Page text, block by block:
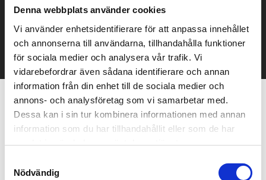
Denna webbplats använder cookies
Vi använder enhetsidentifierare för att anpassa innehållet
och annonserna till användarna, tillhandahålla funktioner
för sociala medier och analysera vår trafik. Vi
vidarebefordrar även sådana identifierare och annan
information från din enhet till de sociala medier och
annons- och analysföretag som vi samarbetar med.
Dessa kan i sin tur kombinera informationen med annan
information som du har tillhandahållit eller som de har
samlat in när du har använt deras tjänster.
Nödvändig
Kontakta oss här för att få förslag på produkt och pris över
Det går också utmärkt att bara ställa frågor!
KONTAKTA OSS
Relaterade produkter